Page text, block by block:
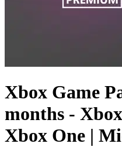
Xbox Game
months -
Xbox One |